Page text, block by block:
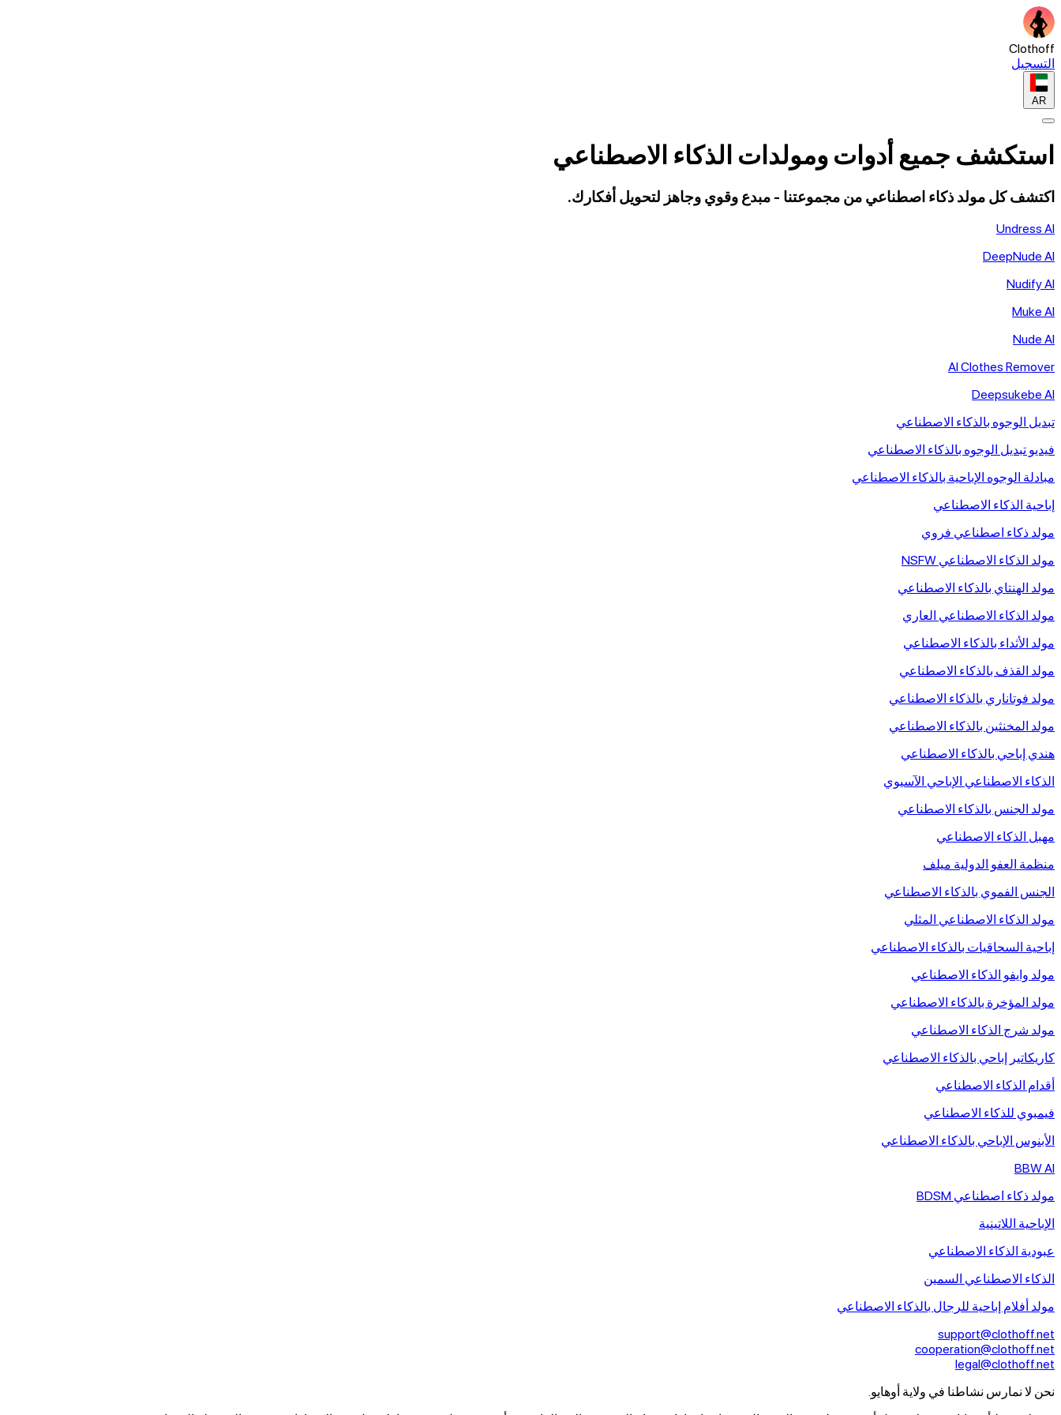
Clothoff
التسجيل
AR
استكشف جميع أدوات ومولدات الذكاء الاصطناعي
اكتشف كل مولد ذكاء اصطناعي من مجموعتنا - مبدع وقوي وجاهز لتحويل أفكارك.
Undress AI
DeepNude AI
Nudify AI
Muke AI
Nude AI
AI Clothes Remover
Deepsukebe AI
تبديل الوجوه بالذكاء الاصطناعي
فيديو تبديل الوجوه بالذكاء الاصطناعي
مبادلة الوجوه الإباحية بالذكاء الاصطناعي
إباحية الذكاء الاصطناعي
مولد ذكاء اصطناعي فروي
مولد الذكاء الاصطناعي NSFW
مولد الهنتاي بالذكاء الاصطناعي
مولد الذكاء الاصطناعي العاري
مولد الأثداء بالذكاء الاصطناعي
مولد القذف بالذكاء الاصطناعي
مولد فوتاناري بالذكاء الاصطناعي
مولد المخنثين بالذكاء الاصطناعي
هندي إباحي بالذكاء الاصطناعي
الذكاء الاصطناعي الإباحي الآسيوي
مولد الجنس بالذكاء الاصطناعي
مهبل الذكاء الاصطناعي
منظمة العفو الدولية ميلف
الجنس الفموي بالذكاء الاصطناعي
مولد الذكاء الاصطناعي المثلي
إباحية السحاقيات بالذكاء الاصطناعي
مولد وايفو الذكاء الاصطناعي
مولد المؤخرة بالذكاء الاصطناعي
مولد شرج الذكاء الاصطناعي
كاريكاتير إباحي بالذكاء الاصطناعي
أقدام الذكاء الاصطناعي
فيمبوي للذكاء الاصطناعي
الأبنوس الإباحي بالذكاء الاصطناعي
BBW AI
مولد ذكاء اصطناعي BDSM
الإباحية اللاتينية
عبودية الذكاء الاصطناعي
الذكاء الاصطناعي السمين
مولد أفلام إباحية للرجال بالذكاء الاصطناعي
support@clothoff.net
cooperation@clothoff.net
legal@clothoff.net
نحن لا نمارس نشاطنا في ولاية أوهايو.